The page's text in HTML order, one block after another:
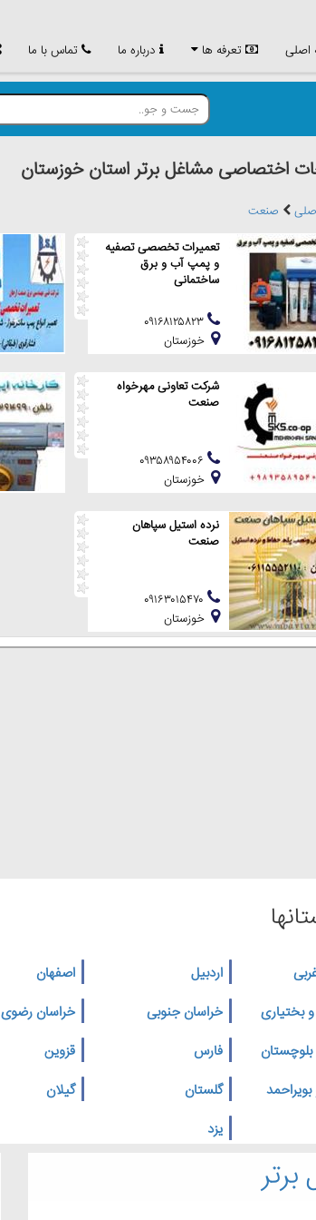
تعرفه ها درباره ما تماس با ما
اختصاصی مشاغل برتر استان خوزستان
صنعت
تعمیرات تخصصی تصفیه
و پمپ آب و برق
ساختمانی
خوزستان
شرکت تعاونی مهرخواه
صنعت
خوزستان
نرده استیل سپاهان
صنعت
خوزستان
اردبیل اصفهان
بختیاری خراسان جنوبی خراسان رضوی
فارس قزوین
گلستان گیلان
یزد